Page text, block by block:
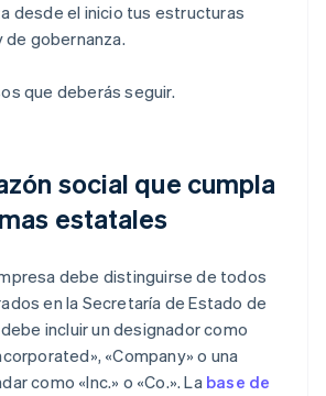
desde el inicio tus estructuras
gobernanza.
que deberás seguir.
social que cumpla
estatales
debe distinguirse de todos
en la Secretaría de Estado de
incluir un designador como
«Company» o una
como «Inc.» o «Co.». La base de